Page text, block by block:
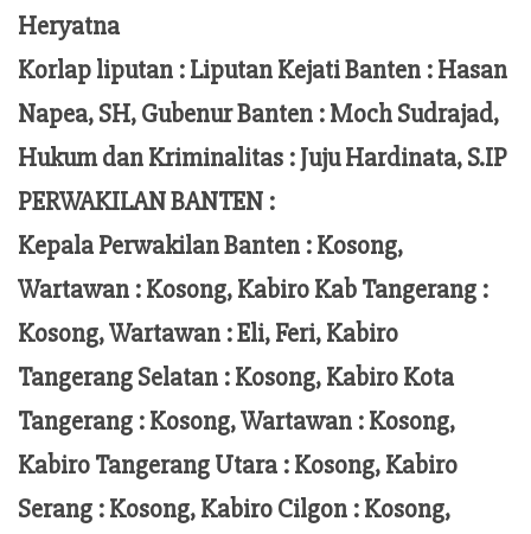
Heryatna
Korlap liputan :Liputan Kejati Banten : Hasan
Napea, SH,Gubenur Banten : MochSudrajad,
Hukum dan Kriminalitas :Juju Hardinata, S.IP
PERWAKILAN BANTEN :
Kepala Perwakilan Banten : Kosong,
Wartawan : Kosong, Kabiro Kab Tangerang :
Kosong,Wartawan :Eli, Feri, Kabiro
Tangerang Selatan : Kosong, Kabiro Kota
Tangerang :Kosong, Wartawan : Kosong,
Kabiro Tangerang Utara : Kosong, Kabiro
Serang : Kosong, Kabiro Cilgon : Kosong,